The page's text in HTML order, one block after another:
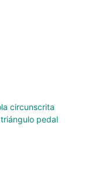
circunscrita
pedal